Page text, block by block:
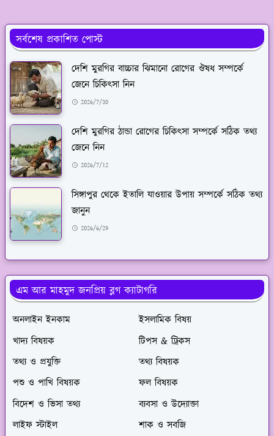
সর্বশেষ প্রকাশিত পোস্ট
দেশি মুরগির বাচ্চার ঝিমানো রোগের ঔষধ সম্পর্কে
জেনে চিকিৎসা নিন
2026/7/30
দেশি মুরগির ঠান্ডা রোগের চিকিৎসা সম্পর্কে সঠিক তথ্য
জেনে নিন
2026/7/12
সিঙ্গাপুর থেকে ইতালি যাওয়ার উপায় সম্পর্কে সঠিক তথ্য
জানুন
2026/6/29
এম আর মাহমুদ জনপ্রিয় ব্লগ ক্যাটাগরি
অনলাইন ইনকাম
ইসলামিক বিষয়
খাদ্য বিষয়ক
টিপস & ট্রিকস
তথ্য ও প্রযুক্তি
তথ্য বিষয়ক
পশু ও পাখি বিষয়ক
ফল বিষয়ক
বিদেশ ও ভিসা তথ্য
ব্যবসা ও উদ্যোক্তা
লাইফ স্টাইল
শাক ও সবজি